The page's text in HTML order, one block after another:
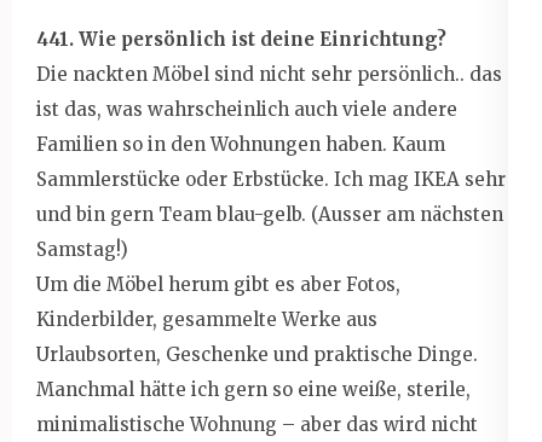
441. Wie persönlich ist deine Einrichtung?
Die nackten Möbel sind nicht sehr persönlich.. das
ist das, was wahrscheinlich auch viele andere
Familien so in den Wohnungen haben. Kaum
Sammlerstücke oder Erbstücke. Ich mag IKEA sehr
und bin gern Team blau-gelb. (Ausser am nächsten
Samstag!)
Um die Möbel herum gibt es aber Fotos,
Kinderbilder, gesammelte Werke aus
Urlaubsorten, Geschenke und praktische Dinge.
Manchmal hätte ich gern so eine weiße, sterile,
minimalistische Wohnung – aber das wird nicht